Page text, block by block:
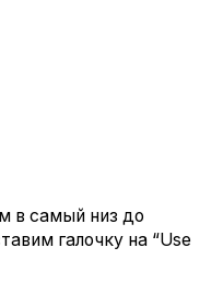
в самый низ до
галочку на “Use